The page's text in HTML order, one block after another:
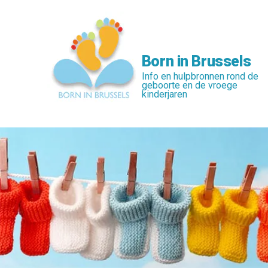
Born in Brussels
Info en hulpbronnen rond de
geboorte en de vroege
kinderjaren